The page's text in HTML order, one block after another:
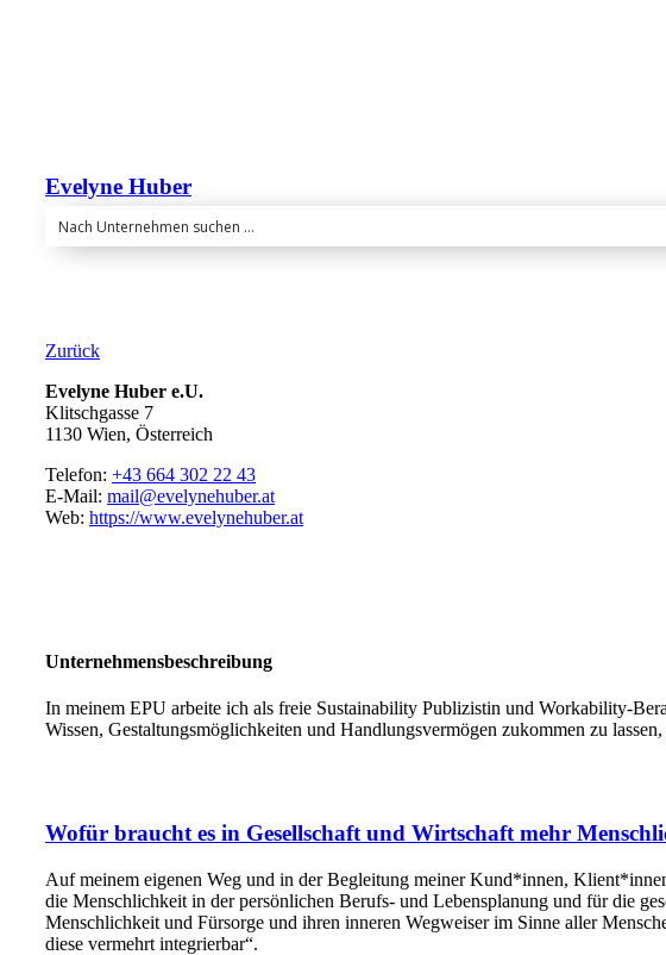
Evelyne Huber
Zurück
Evelyne Huber e.U.
Klitschgasse 7
1130 Wien, Österreich
Telefon: +43 664 302 22 43
E-Mail: mail@evelynehuber.at
Web: https://www.evelynehuber.at
Unternehmensbeschreibung
In meinem EPU arbeite ich als freie Sustainability Publizistin und Workability-
Wissen, Gestaltungsmöglichkeiten und Handlungsvermögen zukommen zu
Wofür braucht es in Gesellschaft und Wirtschaft mehr
Auf meinem eigenen Weg und in der Begleitung meiner Kund*innen,
die Menschlichkeit in der persönlichen Berufs- und Lebensplanung und für die
Menschlichkeit und Fürsorge und ihren inneren Wegweiser im Sinne aller
diese vermehrt integrierbar“.